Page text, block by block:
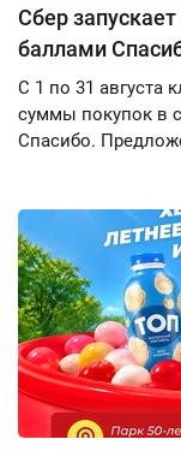
Сбер
баллами
С 1 по 31 августа
суммы покупок в
Спасибо.